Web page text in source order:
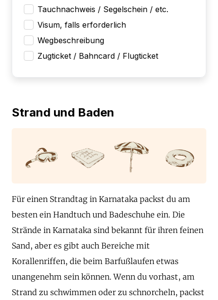
Tauchnachweis / Segelschein / etc.
Visum, falls erforderlich
Wegbeschreibung
Zugticket / Bahncard / Flugticket
Strand und Baden
Für einen Strandtag in Karnataka packst du am
besten ein Handtuch und Badeschuhe ein. Die
Strände in Karnataka sind bekannt für ihren feinen
Sand, aber es gibt auch Bereiche mit
Korallenriffen, die beim Barfußlaufen etwas
unangenehm sein können. Wenn du vorhast, am
Strand zu schwimmen oder zu schnorcheln, packst